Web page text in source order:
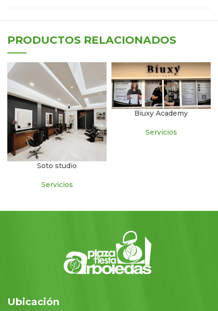
PRODUCTOS RELACIONADOS
Soto studio
Servicios
Biuxy Academy
Servicios
Ubicación